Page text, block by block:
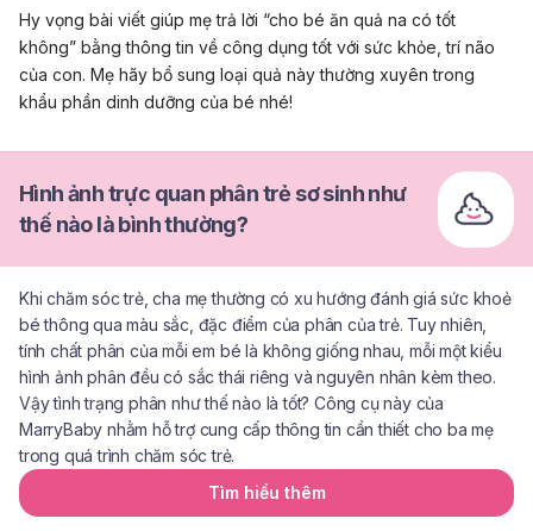
Hy vọng bài viết giúp mẹ trả lời “cho bé ăn quả na có tốt
không” bằng thông tin về công dụng tốt với sức khỏe, trí não
của con. Mẹ hãy bổ sung loại quả này thường xuyên trong
khẩu phần dinh dưỡng của bé nhé!
Hình ảnh trực quan phân trẻ sơ sinh như
thế nào là bình thường?
Khi chăm sóc trẻ, cha mẹ thường có xu hướng đánh giá sức khoẻ
bé thông qua màu sắc, đặc điểm của phân của trẻ. Tuy nhiên,
tính chất phân của mỗi em bé là không giống nhau, mỗi một kiểu
hình ảnh phân đều có sắc thái riêng và nguyên nhân kèm theo.
Vậy tình trạng phân như thế nào là tốt? Công cụ này của
MarryBaby nhằm hỗ trợ cung cấp thông tin cần thiết cho ba mẹ
trong quá trình chăm sóc trẻ.
Tìm hiểu thêm